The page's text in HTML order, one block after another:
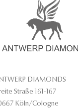
DIAMONDS
Straße 161-167
Köln/Cologne